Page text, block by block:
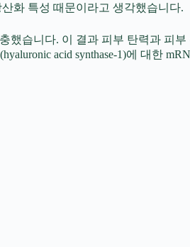
화 특성 때문이라고 생각했습니다.
습니다. 이 결과 피부 탄력과 피
acid synthase-1)에 대한